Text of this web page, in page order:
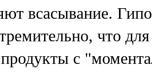
всасывание.
что
с